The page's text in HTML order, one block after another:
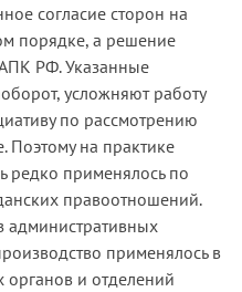
согласие сторон на
порядке, а решение
РФ. Указанные
усложняют работу
по рассмотрению
Поэтому на практике
редко применялось по
правоотношений.
применялось в
и отделений